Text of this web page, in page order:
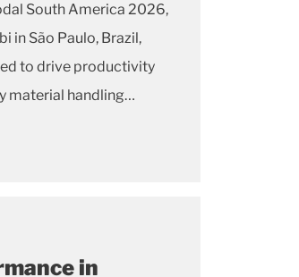
South America 2026,
in São Paulo, Brazil,
to drive productivity
material handling
in